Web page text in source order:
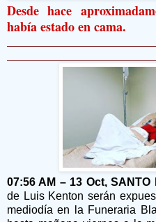
Desde hace
había estado en cama.
07:56 AM – 13 Oct, SANTO
de Luis Kenton serán
mediodía en la Funeraria